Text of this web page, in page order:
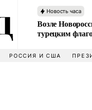
Новость часа
Возле
турецким
РОССИЯ И США